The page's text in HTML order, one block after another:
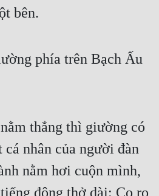
bên.
phía trên Bạch Ấu
thẳng thì giường có
cá nhân của người đàn
nằm hơi cuộn mình,
động thở dài: Co ro